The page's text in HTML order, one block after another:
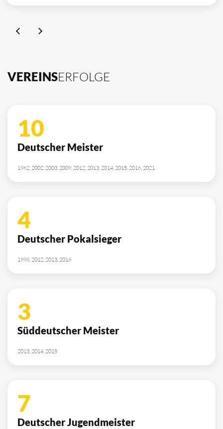
VEREINSERFOLGE
10
Deutscher Meister
1962, 2002, 2003, 2009, 2012, 2013, 2014, 2015, 2016, 2021
4
Deutscher Pokalsieger
1998, 2012, 2013, 2016
3
Süddeutscher Meister
2013, 2014, 2015
7
Deutscher Jugendmeister